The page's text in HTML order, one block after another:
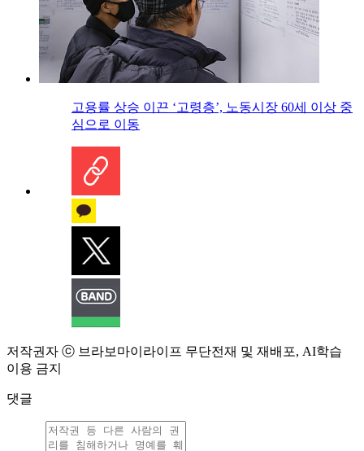
고용률 상승 이끈 ‘고령층’, 노동시장 60세 이상 중
심으로 이동
저작권자 ⓒ 브라보마이라이프 무단전재 및 재배포, AI학습
이용 금지
댓글